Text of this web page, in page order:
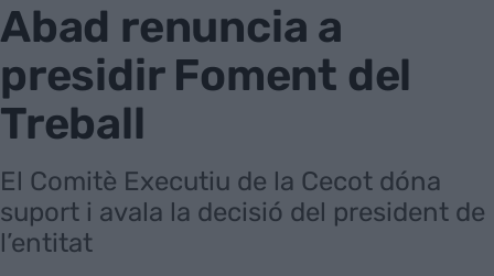
Abad renuncia a
presidir Foment del
Treball
El Comitè Executiu de la Cecot dóna
suport i avala la decisió del president de
l’entitat